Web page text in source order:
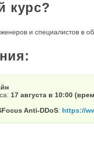
курс?
и специалистов в
17 августа в 10:00
Anti-DDoS: https://